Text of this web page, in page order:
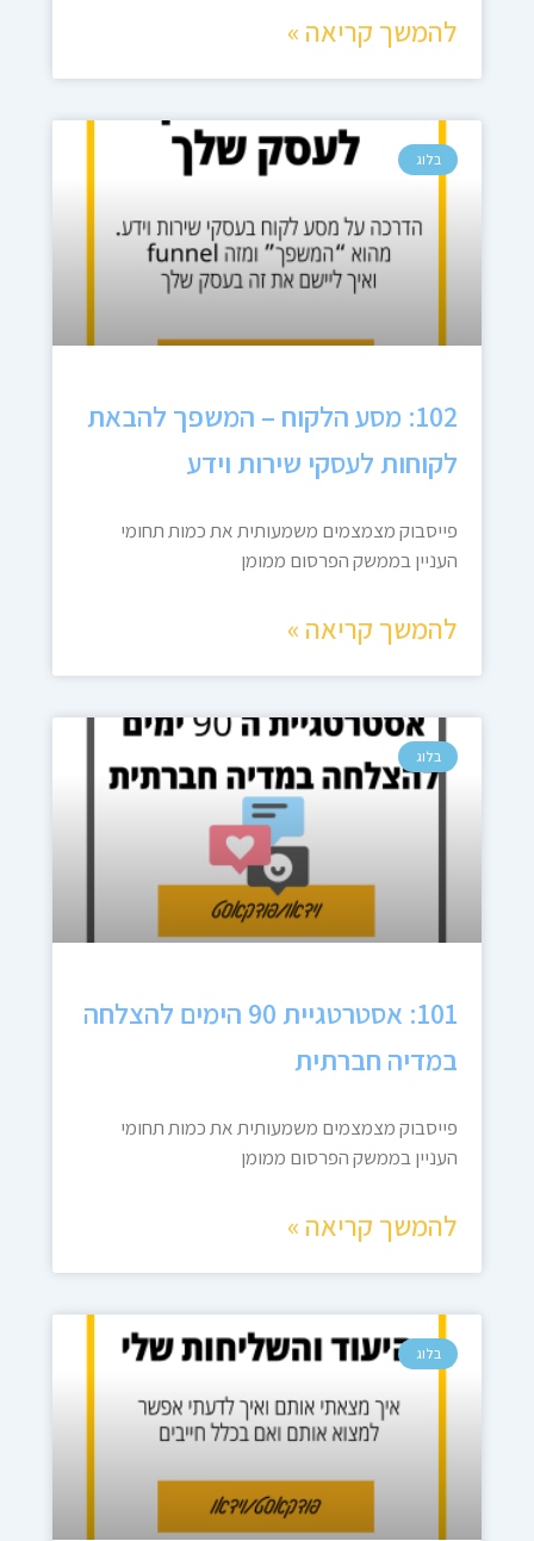
להמשך קריאה »
בלוג
102: מסע הלקוח – המשפך להבאת
לקוחות לעסקי שירות וידע
פייסבוק מצמצמים משמעותית את כמות תחומי
העניין בממשק הפרסום ממומן
להמשך קריאה »
בלוג
101: אסטרטגיית 90 הימים להצלחה
במדיה חברתית
פייסבוק מצמצמים משמעותית את כמות תחומי
העניין בממשק הפרסום ממומן
להמשך קריאה »
בלוג